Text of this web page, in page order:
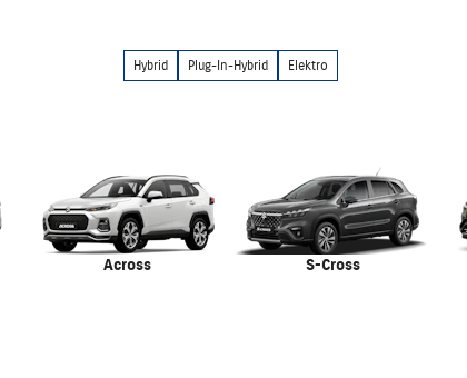
Hybrid Plug-In-Hybrid Elektro
Across S-Cross